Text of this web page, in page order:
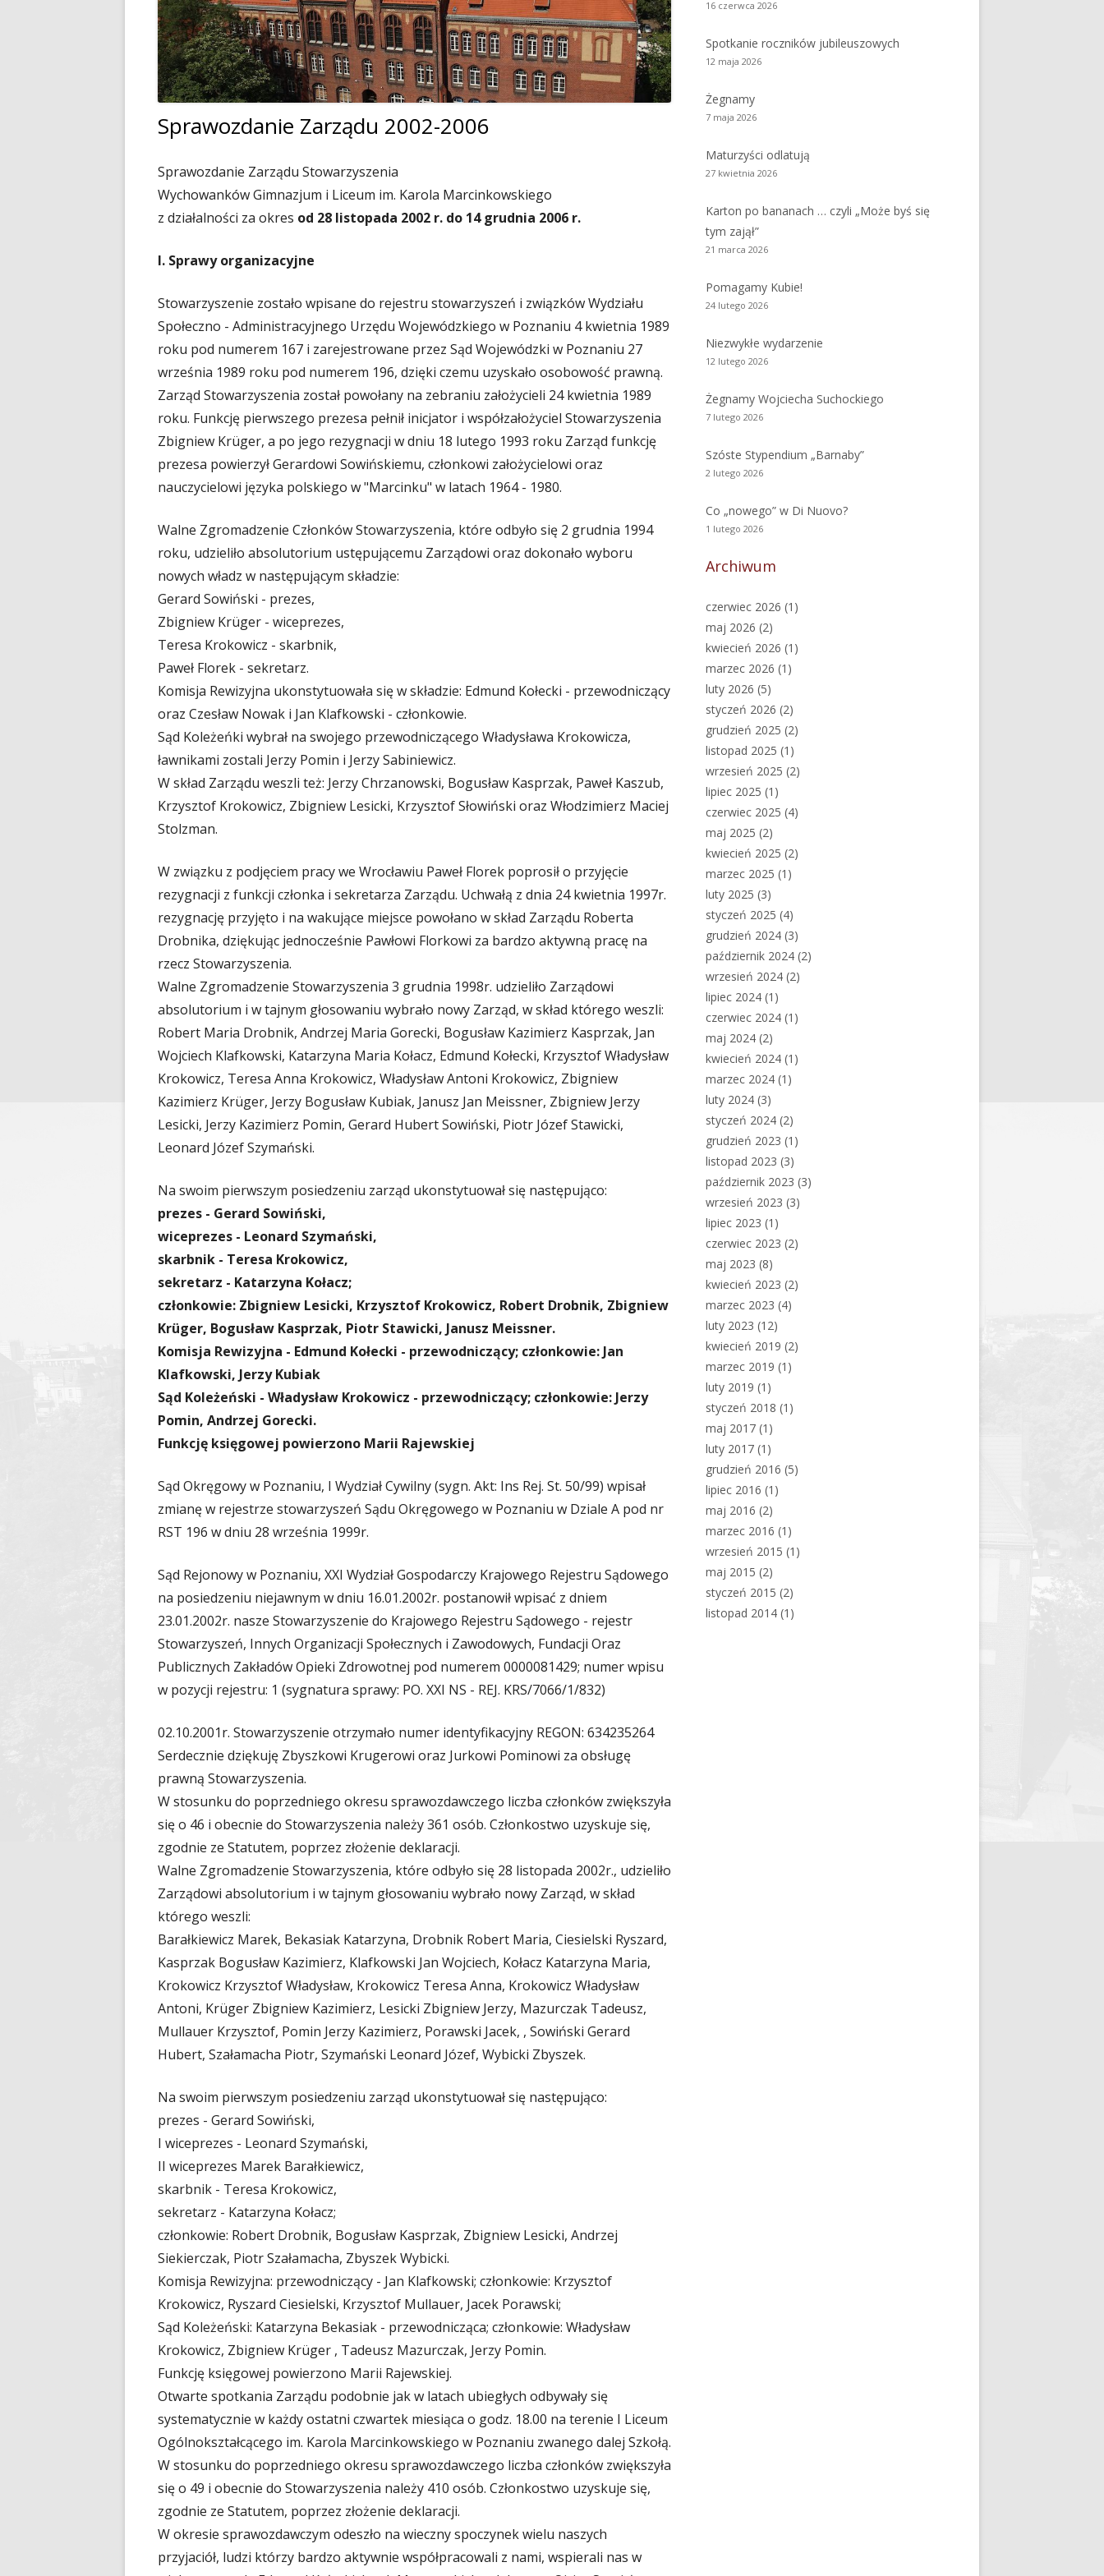
Nagrody Stowarzyszenia
Archiwum
89 lecie szkoły
90 lecie urodzin i 70 lecie matury S.A.
Borsukiewicza
70 lecie szkoły
60 lecie szkoły
Dyrektorzy i wicedyrektorzy Szkoły
Profesorowie i wychowankowie
polegli i pomordowani w latach 1939 –
1945
Szkoła w obiektywie
Biblioteka absolwentów
Kalendarium 2010
Kalendarium 2008
Kalendarium 2007
Wydarzenia z lat 1993 – 2003
Sprawozdanie Zarządu 2002-2006
Sprawozdanie Zarządu Stowarzyszenia
Wychowanków Gimnazjum i Liceum im. Karola Marcinkowskiego
z działalności za okres od 28 listopada 2002 r. do 14 grudnia 2006 r.
I. Sprawy organizacyjne
Stowarzyszenie zostało wpisane do rejestru stowarzyszeń i związków Wydziału
Społeczno - Administracyjnego Urzędu Wojewódzkiego w Poznaniu 4 kwietnia 1989
roku pod numerem 167 i zarejestrowane przez Sąd Wojewódzki w Poznaniu 27
września 1989 roku pod numerem 196, dzięki czemu uzyskało osobowość prawną.
Zarząd Stowarzyszenia został powołany na zebraniu założycieli 24 kwietnia 1989
roku. Funkcję pierwszego prezesa pełnił inicjator i współzałożyciel Stowarzyszenia
Zbigniew Krüger, a po jego rezygnacji w dniu 18 lutego 1993 roku Zarząd funkcję
prezesa powierzył Gerardowi Sowińskiemu, członkowi założycielowi oraz
nauczycielowi języka polskiego w "Marcinku" w latach 1964 - 1980.
Walne Zgromadzenie Członków Stowarzyszenia, które odbyło się 2 grudnia 1994
roku, udzieliło absolutorium ustępującemu Zarządowi oraz dokonało wyboru
nowych władz w następującym składzie:
Gerard Sowiński - prezes,
Zbigniew Krüger - wiceprezes,
Teresa Krokowicz - skarbnik,
Paweł Florek - sekretarz.
Komisja Rewizyjna ukonstytuowała się w składzie: Edmund Kołecki - przewodniczący
oraz Czesław Nowak i Jan Klafkowski - członkowie.
Sąd Koleżeńki wybrał na swojego przewodniczącego Władysława Krokowicza,
ławnikami zostali Jerzy Pomin i Jerzy Sabiniewicz.
W skład Zarządu weszli też: Jerzy Chrzanowski, Bogusław Kasprzak, Paweł Kaszub,
Krzysztof Krokowicz, Zbigniew Lesicki, Krzysztof Słowiński oraz Włodzimierz Maciej
Stolzman.
W związku z podjęciem pracy we Wrocławiu Paweł Florek poprosił o przyjęcie
rezygnacji z funkcji członka i sekretarza Zarządu. Uchwałą z dnia 24 kwietnia 1997r.
rezygnację przyjęto i na wakujące miejsce powołano w skład Zarządu Roberta
Drobnika, dziękując jednocześnie Pawłowi Florkowi za bardzo aktywną pracę na
rzecz Stowarzyszenia.
Walne Zgromadzenie Stowarzyszenia 3 grudnia 1998r. udzieliło Zarządowi
absolutorium i w tajnym głosowaniu wybrało nowy Zarząd, w skład którego weszli:
Robert Maria Drobnik, Andrzej Maria Gorecki, Bogusław Kazimierz Kasprzak, Jan
Wojciech Klafkowski, Katarzyna Maria Kołacz, Edmund Kołecki, Krzysztof Władysław
Krokowicz, Teresa Anna Krokowicz, Władysław Antoni Krokowicz, Zbigniew
Kazimierz Krüger, Jerzy Bogusław Kubiak, Janusz Jan Meissner, Zbigniew Jerzy
Lesicki, Jerzy Kazimierz Pomin, Gerard Hubert Sowiński, Piotr Józef Stawicki,
Leonard Józef Szymański.
Na swoim pierwszym posiedzeniu zarząd ukonstytuował się następująco:
prezes - Gerard Sowiński,
wiceprezes - Leonard Szymański,
skarbnik - Teresa Krokowicz,
sekretarz - Katarzyna Kołacz;
członkowie: Zbigniew Lesicki, Krzysztof Krokowicz, Robert Drobnik, Zbigniew
Krüger, Bogusław Kasprzak, Piotr Stawicki, Janusz Meissner.
Komisja Rewizyjna - Edmund Kołecki - przewodniczący; członkowie: Jan
Klafkowski, Jerzy Kubiak
Sąd Koleżeński - Władysław Krokowicz - przewodniczący; członkowie: Jerzy
Pomin, Andrzej Gorecki.
Funkcję księgowej powierzono Marii Rajewskiej
Sąd Okręgowy w Poznaniu, I Wydział Cywilny (sygn. Akt: Ins Rej. St. 50/99) wpisał
zmianę w rejestrze stowarzyszeń Sądu Okręgowego w Poznaniu w Dziale A pod nr
RST 196 w dniu 28 września 1999r.
Sąd Rejonowy w Poznaniu, XXI Wydział Gospodarczy Krajowego Rejestru Sądowego
na posiedzeniu niejawnym w dniu 16.01.2002r. postanowił wpisać z dniem
23.01.2002r. nasze Stowarzyszenie do Krajowego Rejestru Sądowego - rejestr
Stowarzyszeń, Innych Organizacji Społecznych i Zawodowych, Fundacji Oraz
Publicznych Zakładów Opieki Zdrowotnej pod numerem 0000081429; numer wpisu
w pozycji rejestru: 1 (sygnatura sprawy: PO. XXI NS - REJ. KRS/7066/1/832)
02.10.2001r. Stowarzyszenie otrzymało numer identyfikacyjny REGON: 634235264
Serdecznie dziękuję Zbyszkowi Krugerowi oraz Jurkowi Pominowi za obsługę
prawną Stowarzyszenia.
W stosunku do poprzedniego okresu sprawozdawczego liczba członków zwiększyła
się o 46 i obecnie do Stowarzyszenia należy 361 osób. Członkostwo uzyskuje się,
zgodnie ze Statutem, poprzez złożenie deklaracji.
Walne Zgromadzenie Stowarzyszenia, które odbyło się 28 listopada 2002r., udzieliło
Zarządowi absolutorium i w tajnym głosowaniu wybrało nowy Zarząd, w skład
którego weszli:
Barałkiewicz Marek, Bekasiak Katarzyna, Drobnik Robert Maria, Ciesielski Ryszard,
Kasprzak Bogusław Kazimierz, Klafkowski Jan Wojciech, Kołacz Katarzyna Maria,
Krokowicz Krzysztof Władysław, Krokowicz Teresa Anna, Krokowicz Władysław
Antoni, Krüger Zbigniew Kazimierz, Lesicki Zbigniew Jerzy, Mazurczak Tadeusz,
Mullauer Krzysztof, Pomin Jerzy Kazimierz, Porawski Jacek, , Sowiński Gerard
Hubert, Szałamacha Piotr, Szymański Leonard Józef, Wybicki Zbyszek.
Na swoim pierwszym posiedzeniu zarząd ukonstytuował się następująco:
prezes - Gerard Sowiński,
I wiceprezes - Leonard Szymański,
II wiceprezes Marek Barałkiewicz,
skarbnik - Teresa Krokowicz,
sekretarz - Katarzyna Kołacz;
członkowie: Robert Drobnik, Bogusław Kasprzak, Zbigniew Lesicki, Andrzej
Siekierczak, Piotr Szałamacha, Zbyszek Wybicki.
Komisja Rewizyjna: przewodniczący - Jan Klafkowski; członkowie: Krzysztof
Krokowicz, Ryszard Ciesielski, Krzysztof Mullauer, Jacek Porawski;
Sąd Koleżeński: Katarzyna Bekasiak - przewodnicząca; członkowie: Władysław
Krokowicz, Zbigniew Krüger , Tadeusz Mazurczak, Jerzy Pomin.
Funkcję księgowej powierzono Marii Rajewskiej.
Otwarte spotkania Zarządu podobnie jak w latach ubiegłych odbywały się
systematycznie w każdy ostatni czwartek miesiąca o godz. 18.00 na terenie I Liceum
Ogólnokształcącego im. Karola Marcinkowskiego w Poznaniu zwanego dalej Szkołą.
W stosunku do poprzedniego okresu sprawozdawczego liczba członków zwiększyła
się o 49 i obecnie do Stowarzyszenia należy 410 osób. Członkostwo uzyskuje się,
zgodnie ze Statutem, poprzez złożenie deklaracji.
W okresie sprawozdawczym odeszło na wieczny spoczynek wielu naszych
przyjaciół, ludzi którzy bardzo aktywnie współpracowali z nami, wspierali nas w
16 czerwca 2026
Spotkanie roczników jubileuszowych
12 maja 2026
Żegnamy
7 maja 2026
Maturzyści odlatują
27 kwietnia 2026
Karton po bananach … czyli „Może byś się
tym zajął”
21 marca 2026
Pomagamy Kubie!
24 lutego 2026
Niezwykłe wydarzenie
12 lutego 2026
Żegnamy Wojciecha Suchockiego
7 lutego 2026
Szóste Stypendium „Barnaby”
2 lutego 2026
Co „nowego” w Di Nuovo?
1 lutego 2026
Archiwum
czerwiec 2026 (1)
maj 2026 (2)
kwiecień 2026 (1)
marzec 2026 (1)
luty 2026 (5)
styczeń 2026 (2)
grudzień 2025 (2)
listopad 2025 (1)
wrzesień 2025 (2)
lipiec 2025 (1)
czerwiec 2025 (4)
maj 2025 (2)
kwiecień 2025 (2)
marzec 2025 (1)
luty 2025 (3)
styczeń 2025 (4)
grudzień 2024 (3)
październik 2024 (2)
wrzesień 2024 (2)
lipiec 2024 (1)
czerwiec 2024 (1)
maj 2024 (2)
kwiecień 2024 (1)
marzec 2024 (1)
luty 2024 (3)
styczeń 2024 (2)
grudzień 2023 (1)
listopad 2023 (3)
październik 2023 (3)
wrzesień 2023 (3)
lipiec 2023 (1)
czerwiec 2023 (2)
maj 2023 (8)
kwiecień 2023 (2)
marzec 2023 (4)
luty 2023 (12)
kwiecień 2019 (2)
marzec 2019 (1)
luty 2019 (1)
styczeń 2018 (1)
maj 2017 (1)
luty 2017 (1)
grudzień 2016 (5)
lipiec 2016 (1)
maj 2016 (2)
marzec 2016 (1)
wrzesień 2015 (1)
maj 2015 (2)
styczeń 2015 (2)
listopad 2014 (1)